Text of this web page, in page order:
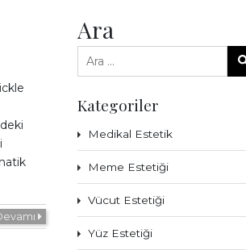
Ara
Kategoriler
Medikal Estetik
Meme Estetiği
Vücut Estetiği
Yüz Estetiği